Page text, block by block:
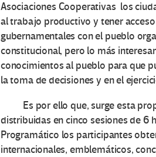
Asociaciones Cooperativas los
al trabajo productivo y tener
gubernamentales con el pueblo
constitucional, pero lo más
conocimientos al pueblo para que
la toma de decisiones y en el
Es por ello que, surge esta
distribuidas en cinco sesiones de 6
Programático los participantes
internacionales, emblemáticos,